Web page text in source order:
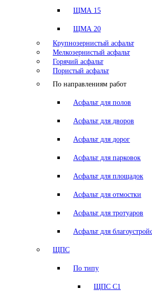
ЩМА 15
ЩМА 20
Крупнозернистый асфальт
Мелкозернистый асфальт
Горячий асфальт
Пористый асфальт
По направлениям работ
Асфальт для полов
Асфальт для дворов
Асфальт для дорог
Асфальт для парковок
Асфальт для площадок
Асфальт для отмостки
Асфальт для тротуаров
Асфальт для
ЩПС
По типу
ЩПС С1